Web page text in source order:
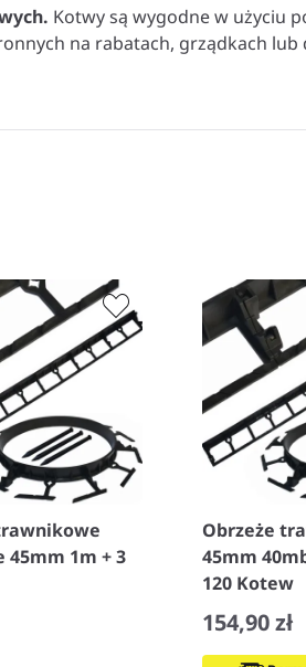
Kotwy są wygodne w użyciu
na rabatach, grządkach lub
45mm 1m + 3
Obrzeże
45mm
120 Kotew
154,90 zł